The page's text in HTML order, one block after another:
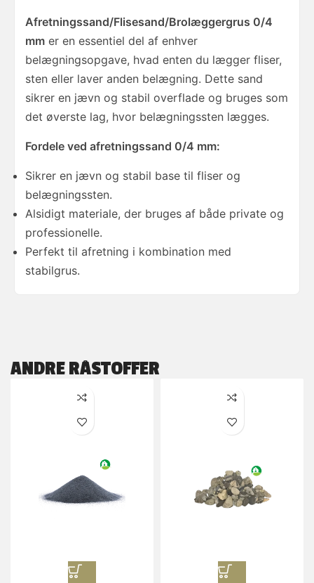
Afretningssand/Flisesand/Brolæggergrus 0/4
mm er en essentiel del af enhver
belægningsopgave, hvad enten du lægger fliser,
sten eller laver anden belægning. Dette sand
sikrer en jævn og stabil overflade og bruges som
det øverste lag, hvor belægningssten lægges.
Fordele ved afretningssand 0/4 mm:
Sikrer en jævn og stabil base til fliser og
belægningssten.
Alsidigt materiale, der bruges af både private og
professionelle.
Perfekt til afretning i kombination med
stabilgrus.
ANDRE RÅSTOFFER